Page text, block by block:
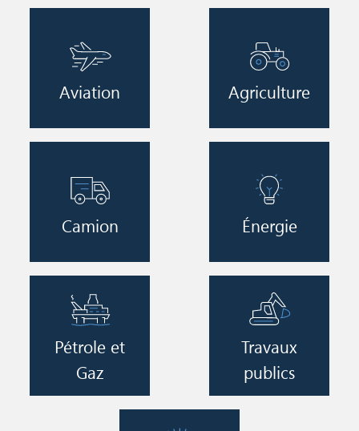
Image
Aviation
Image
Agriculture
Image
Camion Énergie
Image
Pétrole et
Gaz
Travaux
publics